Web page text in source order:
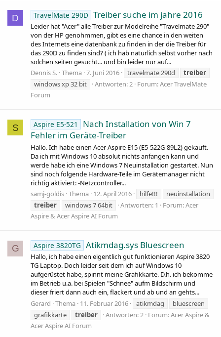
D TravelMate 290D Treiber suche im jahre 2016
Leider hat "Acer" alle Treiber zur Modelreihe "Travelmate 290"
von der HP genohmmen, gibt es eine chance in den weiten
des Internets eine datenbank zu finden in der die Treiber für
das 290D zu finden sind? ( ich hab naturlich selbst vorher nach
solchen seiten gesucht... und bin leider nur auf...
Dennis S. Thema 7. Juni 2016 travelmate 290d
treiber
windows xp 32 bit
Antworten: 2 Forum:Acer TravelMate
Forum
S Aspire E5-521
Nach Installation von Win 7
Fehler im Geräte-Treiber
Hallo. Ich habe einen Acer Aspire E15 (E5-522G-89L2) gekauft.
Da ich mit Windows 10 absolut nichts anfangen kann und
werde habe ich eine Windows 7 Neuinstallation gestartet. Nun
sind noch folgende Hardware-Teile im Gerätemanager nicht
richtig aktiviert: -Netzcontroller...
samj-goldis Thema 12. April 2016 hilfe!!!
neuinstallation
treiber
windows 7 64bit Antworten: 1 Forum:Acer
Aspire & Acer Aspire AI Forum
G Aspire 3820TG Atikmdag.sys Bluescreen
Hallo, ich habe einen eigentlich gut funktionieren Aspire 3820
TG Laptop. Doch leider seit dem ich auf Windows 10
aufgerüstet habe, spinnt meine Grafikkarte. D.h. ich bekomme
im Betrieb u.a. bei Spielen "Schnee" aufm Bildschirm und
dieser friert dann auch ein, flackert und ab und an gehts...
Gerard Thema 11. Februar 2016 atikmdag
bluescreen
grafikkarte
treiber Antworten: 2 Forum:Acer Aspire &
Acer Aspire AI Forum